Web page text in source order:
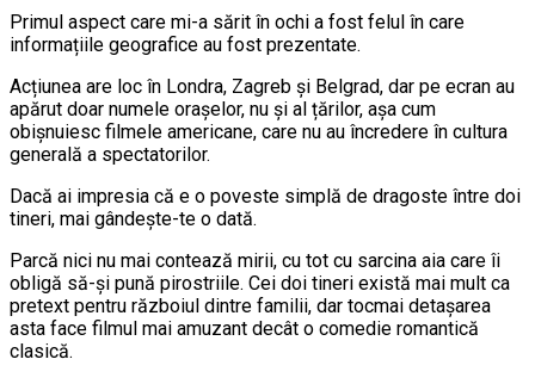
Primul aspect care mi-a sărit în ochi a fost felul în care
informațiile geografice au fost prezentate.
Acțiunea are loc în Londra, Zagreb și Belgrad, dar pe ecran au
apărut doar numele orașelor, nu și al țărilor, așa cum
obișnuiesc filmele americane, care nu au încredere în cultura
generală a spectatorilor.
Dacă ai impresia că e o poveste simplă de dragoste între doi
tineri, mai gândește-te o dată.
Parcă nici nu mai contează mirii, cu tot cu sarcina aia care îi
obligă să-și pună pirostriile. Cei doi tineri există mai mult ca
pretext pentru războiul dintre familii, dar tocmai detașarea
asta face filmul mai amuzant decât o comedie romantică
clasică.